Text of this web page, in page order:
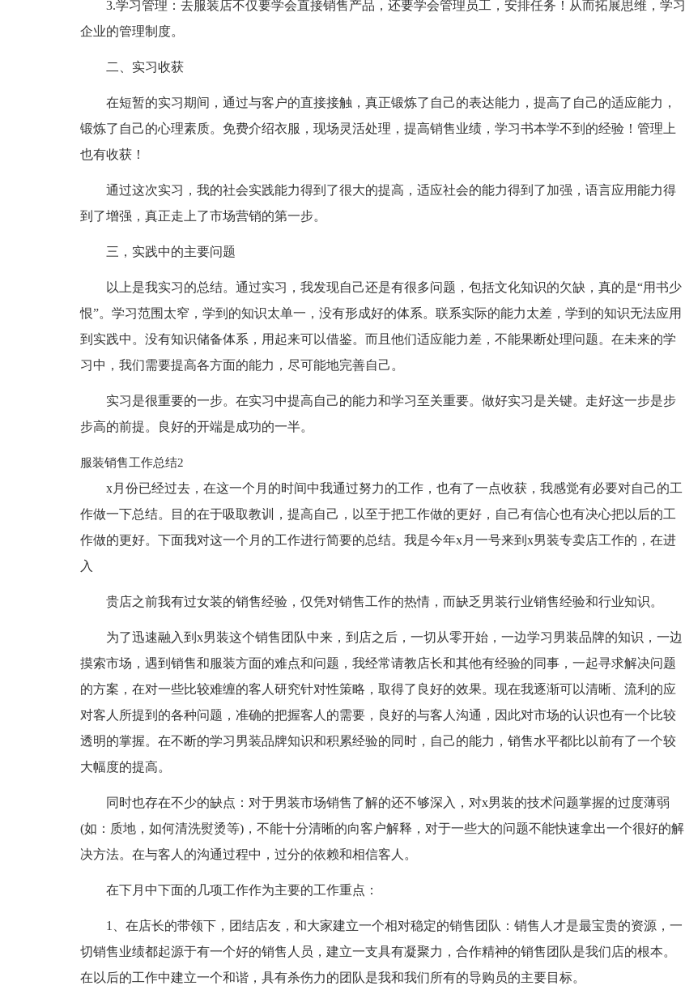
3.学习管理：去服装店不仅要学会直接销售产品，还要学会管理员工，安排任务！从而拓展思维，学习
企业的管理制度。
二、实习收获
在短暂的实习期间，通过与客户的直接接触，真正锻炼了自己的表达能力，提高了自己的适应能力，
锻炼了自己的心理素质。免费介绍衣服，现场灵活处理，提高销售业绩，学习书本学不到的经验！管理上
也有收获！
通过这次实习，我的社会实践能力得到了很大的提高，适应社会的能力得到了加强，语言应用能力得
到了增强，真正走上了市场营销的第一步。
三，实践中的主要问题
以上是我实习的总结。通过实习，我发现自己还是有很多问题，包括文化知识的欠缺，真的是“用书少
恨”。学习范围太窄，学到的知识太单一，没有形成好的体系。联系实际的能力太差，学到的知识无法应用
到实践中。没有知识储备体系，用起来可以借鉴。而且他们适应能力差，不能果断处理问题。在未来的学
习中，我们需要提高各方面的能力，尽可能地完善自己。
实习是很重要的一步。在实习中提高自己的能力和学习至关重要。做好实习是关键。走好这一步是步
步高的前提。良好的开端是成功的一半。
服装销售工作总结2
x月份已经过去，在这一个月的时间中我通过努力的工作，也有了一点收获，我感觉有必要对自己的工
作做一下总结。目的在于吸取教训，提高自己，以至于把工作做的更好，自己有信心也有决心把以后的工
作做的更好。下面我对这一个月的工作进行简要的总结。我是今年x月一号来到x男装专卖店工作的，在进
入
贵店之前我有过女装的销售经验，仅凭对销售工作的热情，而缺乏男装行业销售经验和行业知识。
为了迅速融入到x男装这个销售团队中来，到店之后，一切从零开始，一边学习男装品牌的知识，一边
摸索市场，遇到销售和服装方面的难点和问题，我经常请教店长和其他有经验的同事，一起寻求解决问题
的方案，在对一些比较难缠的客人研究针对性策略，取得了良好的效果。现在我逐渐可以清晰、流利的应
对客人所提到的各种问题，准确的把握客人的需要，良好的与客人沟通，因此对市场的认识也有一个比较
透明的掌握。在不断的学习男装品牌知识和积累经验的同时，自己的能力，销售水平都比以前有了一个较
大幅度的提高。
同时也存在不少的缺点：对于男装市场销售了解的还不够深入，对x男装的技术问题掌握的过度薄弱
(如：质地，如何清洗熨烫等)，不能十分清晰的向客户解释，对于一些大的问题不能快速拿出一个很好的解
决方法。在与客人的沟通过程中，过分的依赖和相信客人。
在下月中下面的几项工作作为主要的工作重点：
1、在店长的带领下，团结店友，和大家建立一个相对稳定的销售团队：销售人才是最宝贵的资源，一
切销售业绩都起源于有一个好的销售人员，建立一支具有凝聚力，合作精神的销售团队是我们店的根本。
在以后的工作中建立一个和谐，具有杀伤力的团队是我和我们所有的导购员的主要目标。